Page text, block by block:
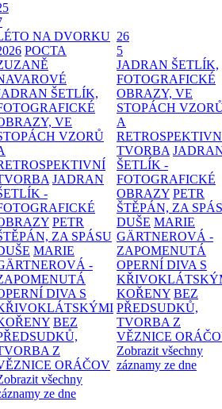
NA DVORKU
POCTA
ŠETLÍK,
VE
VZORŮ
JADRAN
-
PETR
ZA SPÁSU
MARIE
-
DIVA S
BEZ
Z
ORÁČOV
všechny
ze dne
26
5
JADRAN ŠETLÍK,
FOTOGRAFICKÉ
OBRAZY, VE
STOPÁCH
A
TVORBA
ŠETLÍK -
FOTOGRAFICKÉ
OBRAZY PETR
ŠTĚPÁN, ZA
DUŠE MARIE
GÄRTNEROVÁ -
ZAPOMENUTÁ
OPERNÍ DIVA S
KOŘENY BEZ
PŘEDSUDKŮ,
TVORBA Z
VĚZNICE
Zobrazit všechny
záznamy ze dne